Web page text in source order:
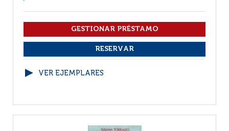
VER EJEMPLARES